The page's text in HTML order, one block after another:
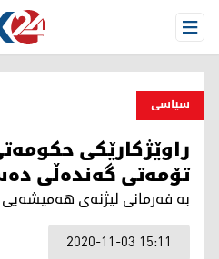
Open Menu
سیاسی
راوێژكارێكی
تۆمه‌تی گه‌نده‌ڵی
به‌ فه‌رمانی لیژنه‌ی هه‌میشه‌یی
2020-11-03 15:11